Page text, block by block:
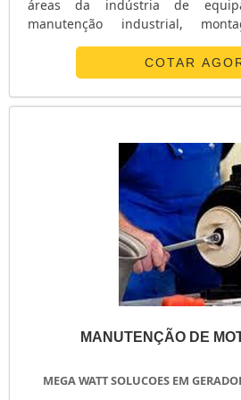
áreas da indústria de
manutenção industrial,
reguladores, mini-filtros, irrigação,
entre várias outras aplicações. Com excelente custo
benefício, o Manômetro Analógico
além do baixo custo e fácil instalação.
COTAR
MANUTENÇÃO DE
MEGA WATT SOLUCOES EM